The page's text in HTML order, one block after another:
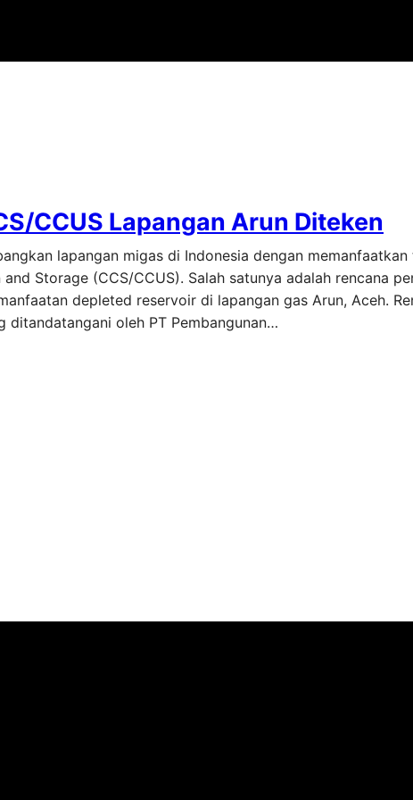
CCUS Lapangan Arun Diteken
lapangan migas di Indonesia dengan
Storage (CCS/CCUS). Salah satunya adalah rencana
depleted reservoir di lapangan gas Arun, Aceh.
ditandatangani oleh PT Pembangunan…